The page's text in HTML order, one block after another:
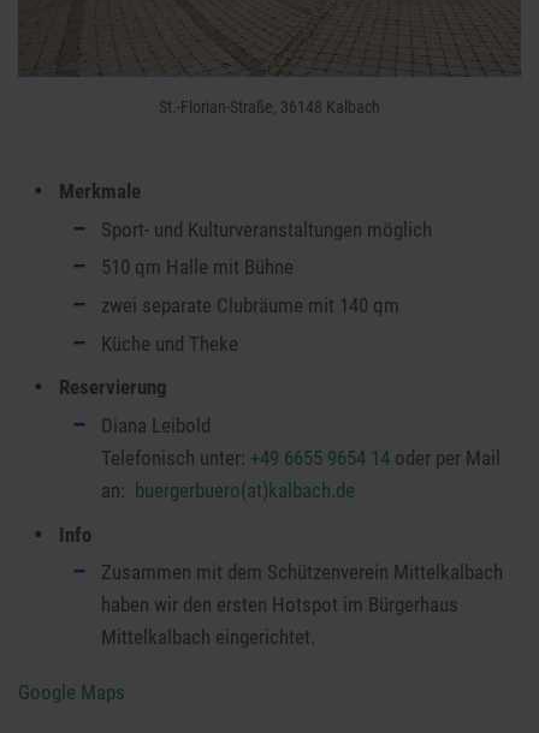
St.-Florian-Straße, 36148 Kalbach
Merkmale
Sport- und Kulturveranstaltungen möglich
510 qm Halle mit Bühne
zwei separate Clubräume mit 140 qm
Küche und Theke
Reservierung
Diana Leibold
Telefonisch unter: +49 6655 9654 14oder per Mail
an: buergerbuero(at)kalbach.de
Info
Zusammen mit dem Schützenverein Mittelkalbach
haben wir den ersten Hotspot im Bürgerhaus
Mittelkalbach eingerichtet.
Google Maps